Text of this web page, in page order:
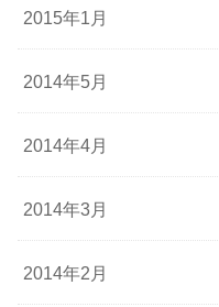
2015年1月
2014年5月
2014年4月
2014年3月
2014年2月